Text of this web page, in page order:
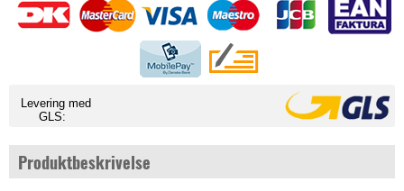
Levering med
GLS:
Produktbeskrivelse